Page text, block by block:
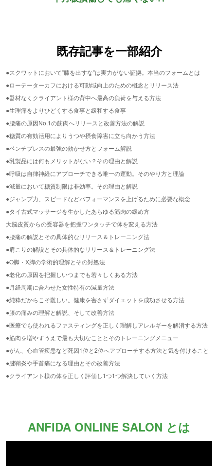
既存記事を一部紹介
●スクワットにおいて”膝を出すな”は実力がない証拠。本当のフォームとは
●ローテーターカフにおける可動域向上のための概念とリリース法
●器材なくクライアント様の背中へ最高の負荷を与える方法
●生理痛をよりひどくする食事と緩和する食事
●腰痛の原因No.1の筋肉へリリースと改善方法の解説
●糖質の有効活用によりうつや摂食障害に立ち向かう方法
●ベンチプレスの最強の効かせ方とフォーム解説
●乳製品には何もメリットがない？その理由と解説
●呼吸は自律神経にアプローチできる唯一の運動。そのやり方と理論
●減量において糖質制限は非効率。その理由と解説
●ジャンプ力、スピードなどパフォーマンスを上げるために必要な概念
●タイ古式マッサージを生かしたあらゆる筋肉の緩め方
大脳皮質からの受容器を把握ワンタッチで体を変える方法
●腰痛の解説とその具体的なリリース＆トレーニング法
●肩こりの解説とその具体的なリリース＆トレーニング法
●O脚・X脚の学術的理解とその対処法
●老化の原因を把握しいつまでも若々しくある方法
●月経周期に合わせた女性特有の減量方法
●純粋だからこそ難しい。健康を害さずダイエットを成功させる方法
●膝の痛みの理解と解説、そして改善方法
●医療でも使われるファスティングを正しく理解しアレルギーを解消する方法
●筋肉を増やすうえで最も大切なこととそのトレーニングメニュー
●がん、心血管疾患など死因1位と2位へアプローチする方法と気を付けること
●腱鞘炎や手首痛になる理由とその改善方法
●クライアント様の体を正しく評価し1つ1つ解決していく方法
ANFIDA ONLINE SALON とは